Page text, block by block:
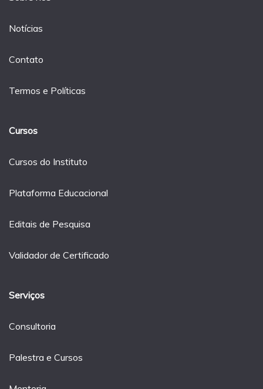
Notícias
Contato
Termos e Políticas
Cursos
Cursos do Instituto
Plataforma Educacional
Editais de Pesquisa
Validador de Certificado
Serviços
Consultoria
Palestra e Cursos